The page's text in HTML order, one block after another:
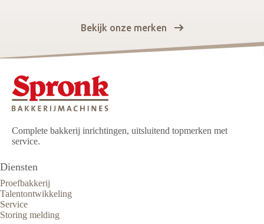
Bekijk onze merken
Complete bakkerij inrichtingen, uitsluitend topmerken met
service.
Diensten
Proefbakkerij
Talentontwikkeling
Service
Storing melding